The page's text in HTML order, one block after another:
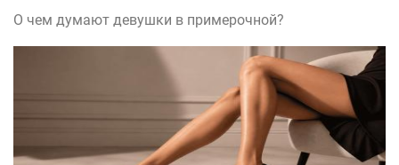
О чем думают девушки в примерочной?